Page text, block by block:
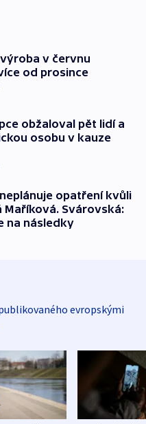
v červnu
od prosince
obžaloval pět lidí a
osobu v kauze
opatření kvůli
Maříková. Svárovská:
na následky
evropskými